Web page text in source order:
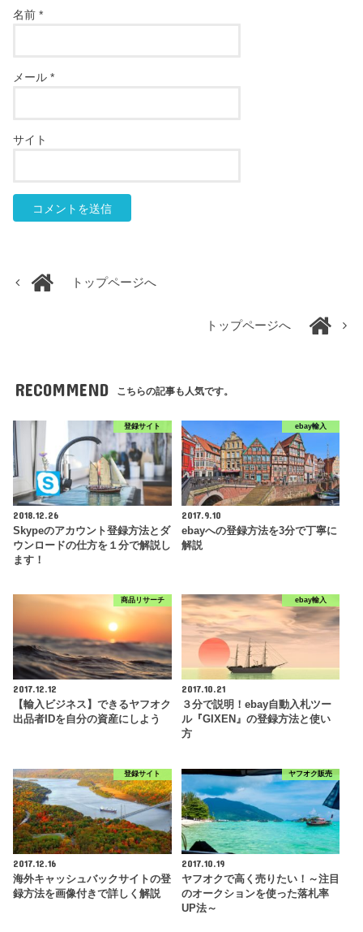
名前*
メール*
サイト
トップページへ
トップページへ
RECOMMEND こちらの記事も人気です。
登録サイト
2018.12.26
Skypeのアカウント登録方法とダ
ウンロードの仕方を１分で解説し
ます！
ebay輸入
2017.9.10
ebayへの登録方法を3分で丁寧に
解説
商品リサーチ
2017.12.12
【輸入ビジネス】できるヤフオク
出品者IDを自分の資産にしよう
ebay輸入
2017.10.21
３分で説明！ebay自動入札ツー
ル『GIXEN』の登録方法と使い
方
登録サイト
2017.12.16
海外キャッシュバックサイトの登
録方法を画像付きで詳しく解説
ヤフオク販売
2017.10.19
ヤフオクで高く売りたい！～注目
のオークションを使った落札率
UP法～